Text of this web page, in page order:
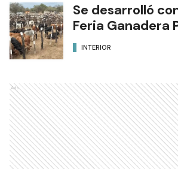
Se desarrolló
Feria Ganadera
INTERIOR
Ads